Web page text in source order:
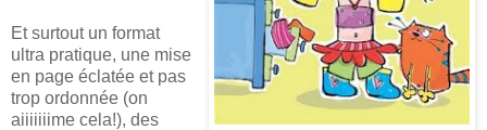
Et surtout un format
ultra pratique, une mise
en page éclatée et pas
trop ordonnée (on
aiiiiiiime cela!), des